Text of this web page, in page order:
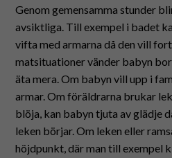
Genom gemensamma stunder
avsiktliga. Till exempel i badet
vifta med armarna då den vill
matsituationer vänder babyn
äta mera. Om babyn vill upp i
armar. Om föräldrarna brukar
blöja, kan babyn tjuta av glädje
leken börjar. Om leken eller
höjdpunkt, där man till exempel